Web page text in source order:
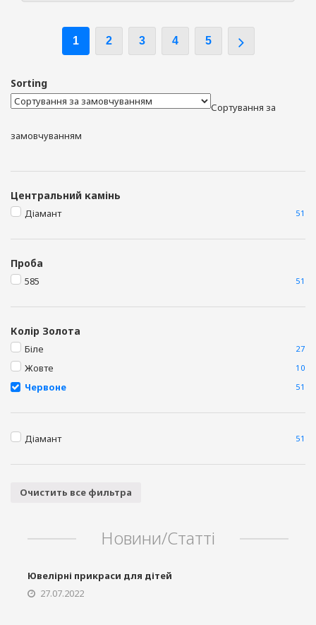
1 2 3 4 5
Sorting
Сортування за
замовчуванням
Центральний камінь
Діамант 51
Проба
585 51
Колір Золота
Біле 27
Жовте 10
Червоне 51
Діамант 51
Очистить все фильтра
Новини/Статті
Ювелірні прикраси для дітей
27.07.2022